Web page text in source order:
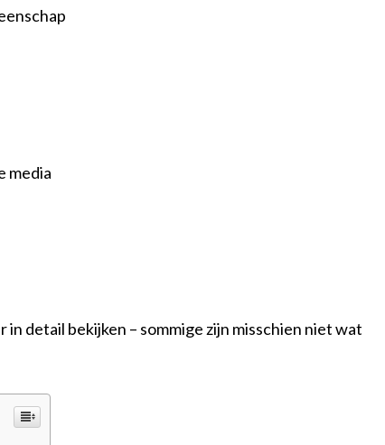
media
detail bekijken – sommige zijn misschien niet wat